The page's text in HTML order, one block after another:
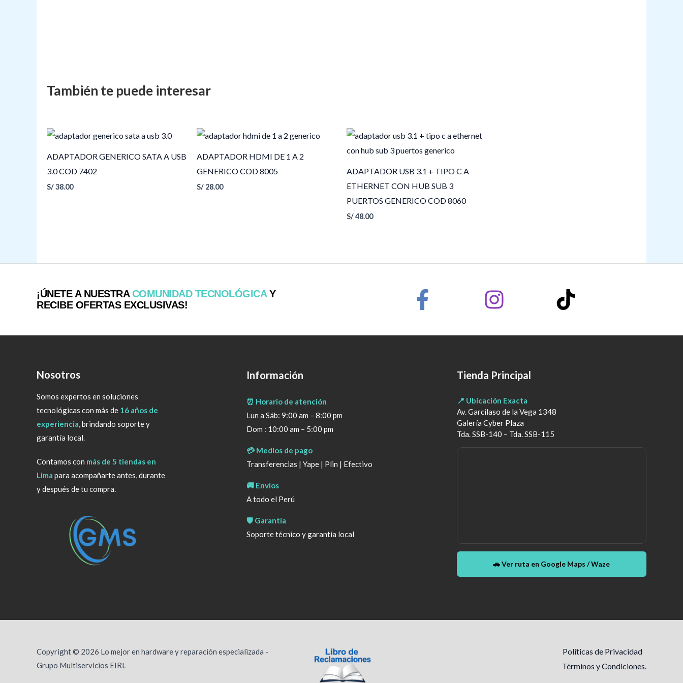
ADAPTADOR GENERICO SATA A USB
3.0 COD 7402
S/38.00
ADAPTADOR HDMI DE 1 A 2
GENERICO COD 8005
S/ 28.00
ADAPTADOR USB 3.1 + TIPO C A
ETHERNET CON HUB SUB 3
PUERTOS GENERICO COD 8060
S/48.00
¡ÚNETE A NUESTRACOMUNIDAD TECNOLÓGICAY
RECIBE OFERTAS EXCLUSIVAS!
Nosotros
Somos expertos en soluciones
tecnológicas con más de 16 años de
experiencia, brindando soporte y
garantía local.
Contamos con más de 5 tiendas en
Lima para acompañarte antes, durante
y después de tu compra.
Información
⏰ Horario de atención
Lun a Sáb: 9:00 am – 8:00 pm
Dom : 10:00 am – 5:00 pm
💳 Medios de pago
Transferencias | Yape | Plin | Efectivo
🚚 Envíos
A todo el Perú
🛡️ Garantía
Soporte técnico y garantía local
Tienda Principal
📍 Ubicación Exacta
Av. Garcilaso de la Vega 1348
Galería Cyber Plaza
Tda. SSB-140 – Tda. SSB-115
🚗 Ver ruta en Google Maps / Waze
Copyright © 2026 Lo mejor en hardware y reparación especializada -
Grupo Multiservicios EIRL
Políticas de Privacidad
Términos y Condiciones.